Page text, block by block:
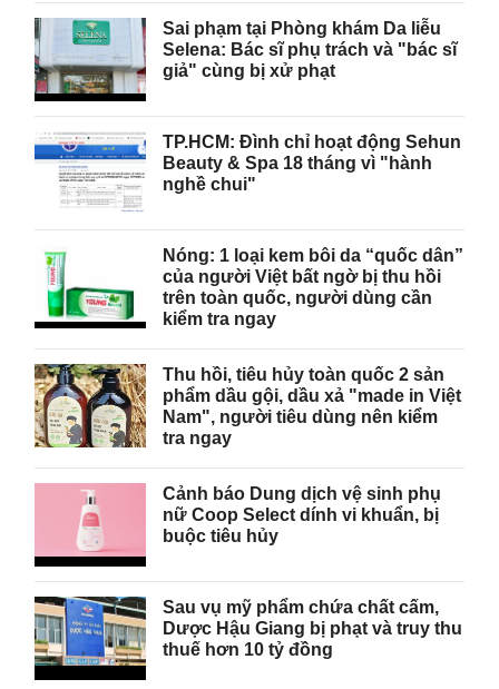
Sai phạm tại Phòng khám Da liễu
Selena: Bác sĩ phụ trách và "bác sĩ
giả" cùng bị xử phạt
TP.HCM: Đình chỉ hoạt động Sehun
Beauty & Spa 18 tháng vì "hành
nghề chui"
Nóng: 1 loại kem bôi da “quốc dân”
của người Việt bất ngờ bị thu hồi
trên toàn quốc, người dùng cần
kiểm tra ngay
Thu hồi, tiêu hủy toàn quốc 2 sản
phẩm dầu gội, dầu xả "made in Việt
Nam", người tiêu dùng nên kiểm
tra ngay
Cảnh báo Dung dịch vệ sinh phụ
nữ Coop Select dính vi khuẩn, bị
buộc tiêu hủy
Sau vụ mỹ phẩm chứa chất cấm,
Dược Hậu Giang bị phạt và truy thu
thuế hơn 10 tỷ đồng